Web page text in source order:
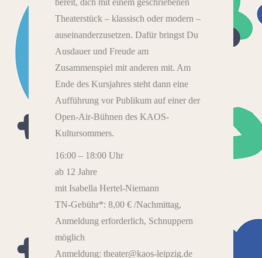
Theaterstück – klassisch oder modern –
auseinanderzusetzen. Dafür bringst Du
Ausdauer und Freude am
Zusammenspiel mit anderen mit. Am
Ende des Kursjahres steht dann eine
Aufführung vor Publikum auf einer der
Open-Air-Bühnen des KAOS-
Kultursommers.
16:00 – 18:00 Uhr
ab 12 Jahre
mit Isabella Hertel-Niemann
TN-Gebühr*: 8,00 € /Nachmittag,
Anmeldung erforderlich, Schnuppern
möglich
Anmeldung: theater@kaos-leipzig.de